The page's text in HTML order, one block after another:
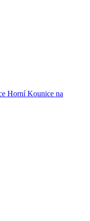
Horní Kounice na